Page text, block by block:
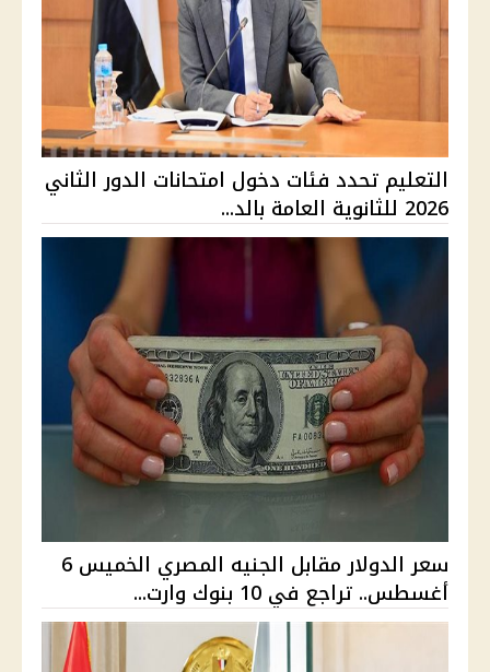
التعليم تحدد فئات دخول امتحانات الدور الثاني
2026 للثانوية العامة بالد...
سعر الدولار مقابل الجنيه المصري الخميس 6
أغسطس.. تراجع في 10 بنوك وارت...